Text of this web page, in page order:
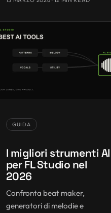
GUIDA
I migliori strumenti AI
per FL Studio nel
2026
Confronta beat maker,
generatori di melodie e